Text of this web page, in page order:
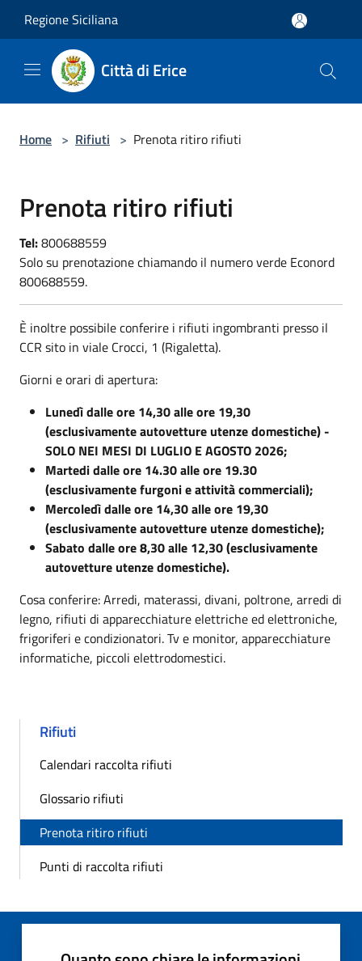
Regione Siciliana
Città di Erice
Home > Rifiuti > Prenota ritiro rifiuti
Prenota ritiro rifiuti
Tel:800688559
Solo su prenotazione chiamando il numero verde Econord
800688559.
È inoltre possibile conferire i rifiuti ingombranti presso il
CCR sito in viale Crocci, 1 (Rigaletta).
Giorni e orari di apertura:
Lunedì dalle ore 14,30 alle ore 19,30
(esclusivamente autovetture utenze domestiche) -
SOLO NEI MESI DI LUGLIO E AGOSTO 2026;
Martedi dalle ore 14.30 alle ore 19.30
(esclusivamente furgoni e attività commerciali);
Mercoledì dalle ore 14,30 alle ore 19,30
(esclusivamente autovetture utenze domestiche);
Sabato dalle ore 8,30 alle 12,30 (esclusivamente
autovetture utenze domestiche).
Cosa conferire: Arredi, materassi, divani, poltrone, arredi di
legno, rifiuti di apparecchiature elettriche ed elettroniche,
frigoriferi e condizionatori. Tv e monitor, apparecchiature
informatiche, piccoli elettrodomestici.
Rifiuti
Calendari raccolta rifiuti
Glossario rifiuti
Prenota ritiro rifiuti
Punti di raccolta rifiuti